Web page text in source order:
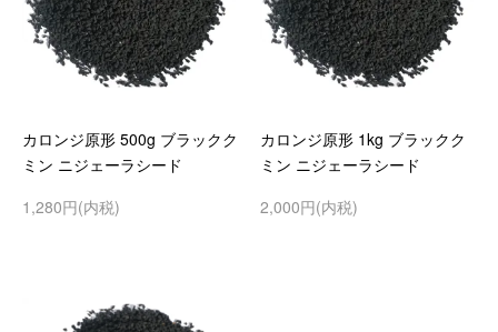
カロンジ原形 500g ブラックク
ミン ニジェーラシード
1,280円(内税)
カロンジ原形 1kg ブラックク
ミン ニジェーラシード
2,000円(内税)